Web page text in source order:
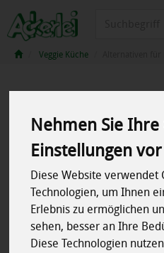
Nehmen Sie Ihre
Einstellungen vor
Diese Website verwendet
Technologien, um Ihnen
Erlebnis zu ermöglichen
sehen, besser an Ihre
Diese Technologien
Veggie Küche